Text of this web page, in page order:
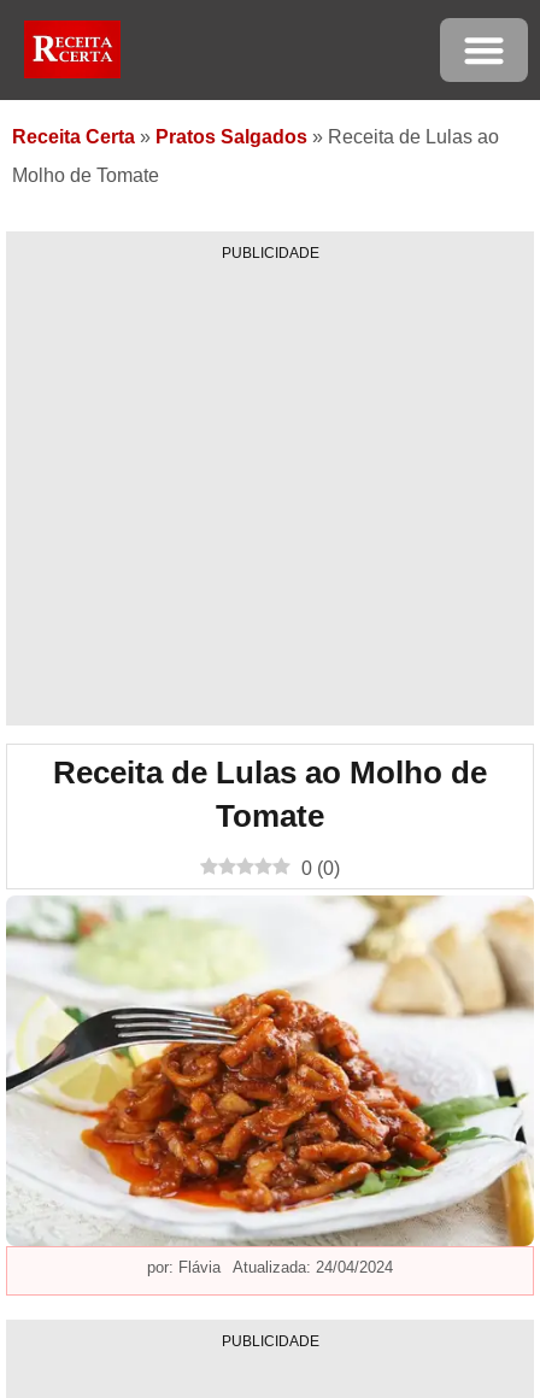
Receita Certa » Pratos Salgados » Receita de Lulas ao
Molho de Tomate
PUBLICIDADE
Receita de Lulas ao Molho de
Tomate
0 (0)
por: Flávia Atualizada: 24/04/2024
PUBLICIDADE